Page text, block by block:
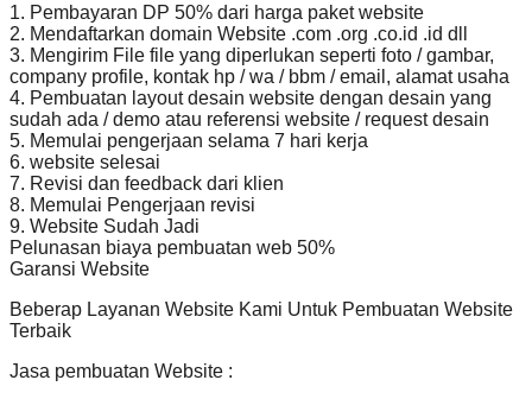
1. Pembayaran DP 50% dari harga paket website
2. Mendaftarkan domain Website .com .org .co.id .id dll
3. Mengirim File file yang diperlukan seperti foto / gambar,
company profile, kontak hp / wa / bbm / email, alamat usaha
4. Pembuatan layout desain website dengan desain yang
sudah ada / demo atau referensi website / request desain
5. Memulai pengerjaan selama 7 hari kerja
6. website selesai
7. Revisi dan feedback dari klien
8. Memulai Pengerjaan revisi
9. Website Sudah Jadi
Pelunasan biaya pembuatan web 50%
Garansi Website
Beberap Layanan Website Kami Untuk Pembuatan Website
Terbaik
Jasa pembuatan Website :